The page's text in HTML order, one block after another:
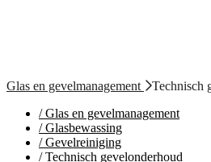
Glas en gevelmanagement
Technisch
/Glas en gevelmanagement
/Glasbewassing
/Gevelreiniging
/Technisch gevelonderhoud